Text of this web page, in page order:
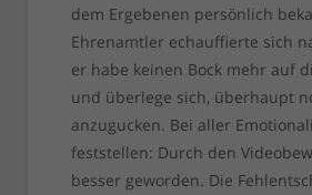
dem Ergebenen persönlich
Ehrenamtler echauffierte sich
er habe keinen Bock mehr auf
und überlege sich, überhaupt
anzugucken. Bei aller
feststellen: Durch den
besser geworden. Die